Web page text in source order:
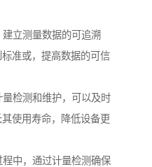
立测量数据的可追溯
准或，提高数据的可信
检测和维护，可以及时
使用寿命，降低设备更
中，通过计量检测确保